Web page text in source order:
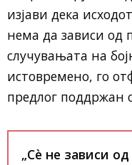
изјави дека
нема да зависи од
случувањата на
истовремено, го
предлог поддржан
„Сè не зависи